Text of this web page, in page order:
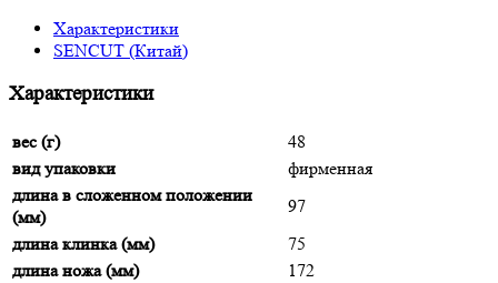
Характеристики
SENCUT (Китай)
Характеристики
вес (г)
48
вид упаковки
фирменная
длина в сложенном положении
(мм)
97
длина клинка (мм)
75
длина ножа (мм)
172